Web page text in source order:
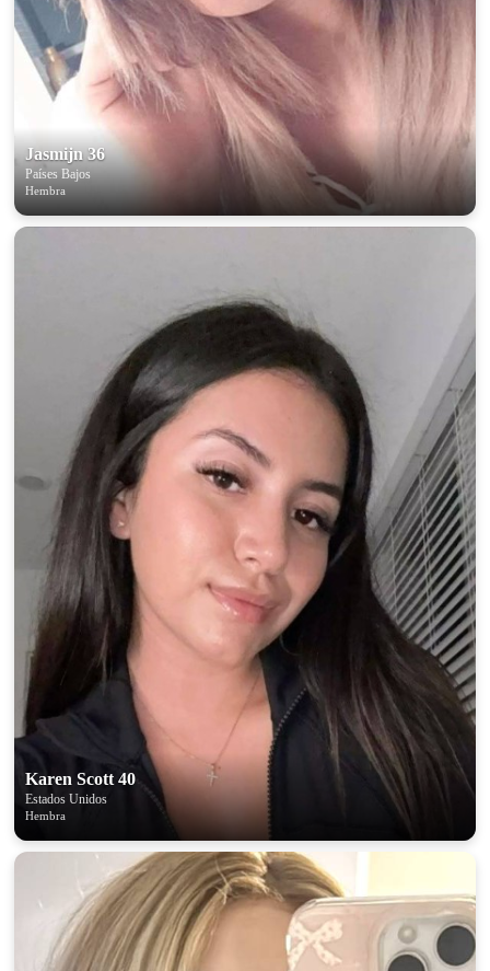
Jasmijn 36
Países Bajos
Hembra
Karen Scott 40
Estados Unidos
Hembra
upload your own photo
100% FREE
×10 more visibility